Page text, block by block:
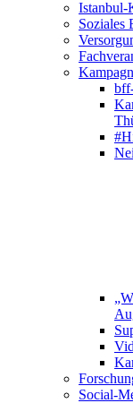
Istanbul-
Soziales
Social-